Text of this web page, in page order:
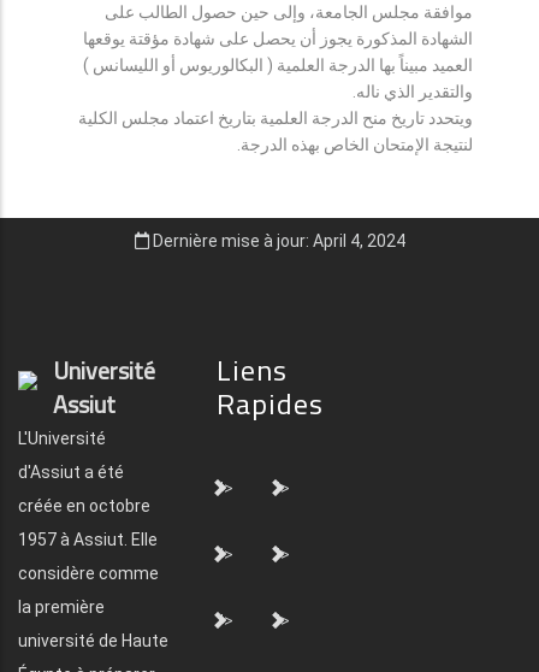
موافقة مجلس الجامعة، وإلى حين حصول الطالب على
الشهادة المذكورة يجوز أن يحصل على شهادة مؤقتة يوقعها
العميد مبيناً بها الدرجة العلمية ( البكالوريوس أو الليسانس )
والتقدير الذي ناله.
ويتحدد تاريخ منح الدرجة العلمية بتاريخ اعتماد مجلس الكلية
لنتيجة الإمتحان الخاص بهذه الدرجة.
Dernière mise à jour: April 4, 2024
Université
Assiut
L'Université
d'Assiut a été
créée en octobre
1957 à Assiut. Elle
considère comme
la première
université de Haute
Liens
Rapides
"> ">
"> ">
"> ">